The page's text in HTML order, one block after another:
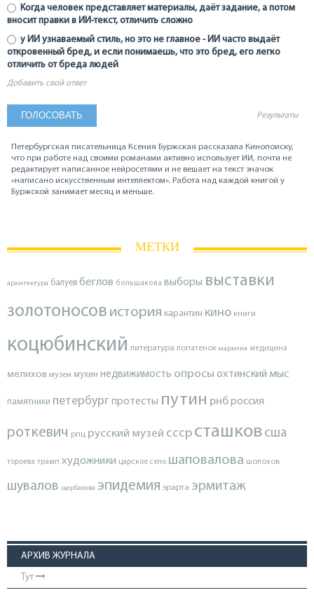
Когда человек представляет материалы, даёт задание, а потом
вносит правки в ИИ-текст, отличить сложно
у ИИ узнаваемый стиль, но это не главное - ИИ часто выдаёт
откровенный бред, и если понимаешь, что это бред, его легко
отличить от бреда людей
Добавить свой ответ
Результаты
Петербургская писательница Ксения Буржская рассказала Кинопоиску,
что при работе над своими романами активно использует ИИ, почти не
редактирует написанное нейросетями и не вешает на текст значок
«написано искусственным интеллектом». Работа над каждой книгой у
Буржской занимает месяц и меньше.
МЕТКИ
архитектура балуев беглов большакова выборы выставки
золотоносов история карантин кино книги
коцюбинский литература лопатенок маркина медицина
мелихов музеи мухин недвижимость опросы охтинский мыс
памятники петербургпротесты путин рнброссия
роткевич рпц русский музей ссср сташков сша
тороева трамп художники царское село шаповалова шолохов
шувалов щербакова эпидемия эрарта эрмитаж
АРХИВ ЖУРНАЛА
Тут